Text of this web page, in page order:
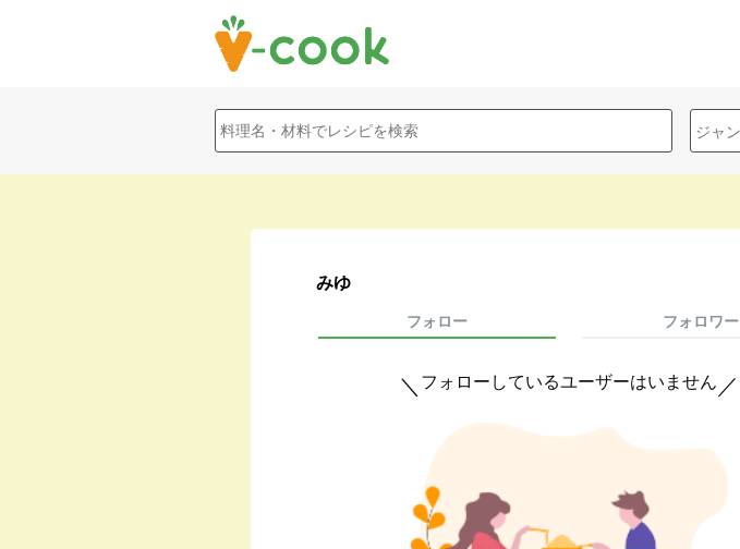
みゆ
フォロー フォロワー
＼ フォローしているユーザーはいません ／